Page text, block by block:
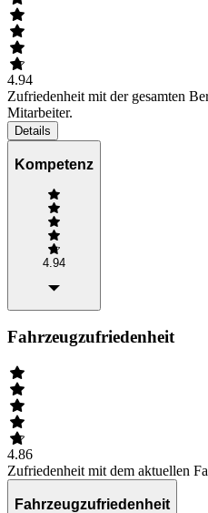
4.94
Zufriedenheit mit der gesamten
Mitarbeiter.
Details
Kompetenz
4.94
Fahrzeugzufriedenheit
4.86
Zufriedenheit mit dem aktuellen
Fahrzeugzufriedenheit